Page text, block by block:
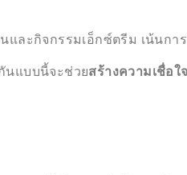
ะกิจกรรมเอ็กซ์ตรีม เน้นกา
นแบบนี้จะช่วยสร้างความเชื่อใ